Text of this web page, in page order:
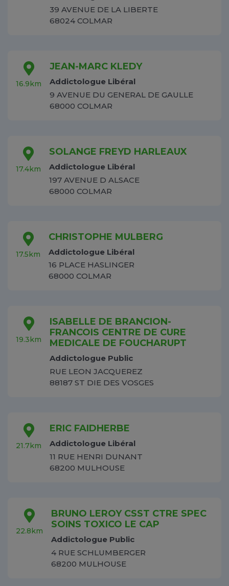
39 AVENUE DE LA LIBERTE
68024 COLMAR
16.9km
JEAN-MARC KLEDY
Addictologue Libéral
9 AVENUE DU GENERAL DE GAULLE
68000 COLMAR
17.4km
SOLANGE FREYD HARLEAUX
Addictologue Libéral
197 AVENUE D ALSACE
68000 COLMAR
17.5km
CHRISTOPHE MULBERG
Addictologue Libéral
16 PLACE HASLINGER
68000 COLMAR
19.3km
ISABELLE DE BRANCION-
FRANCOIS CENTRE DE CURE
MEDICALE DE FOUCHARUPT
Addictologue Public
RUE LEON JACQUEREZ
88187 ST DIE DES VOSGES
21.7km
ERIC FAIDHERBE
Addictologue Libéral
11 RUE HENRI DUNANT
68200 MULHOUSE
22.8km
BRUNO LEROY CSST CTRE SPEC
SOINS TOXICO LE CAP
Addictologue Public
4 RUE SCHLUMBERGER
68200 MULHOUSE